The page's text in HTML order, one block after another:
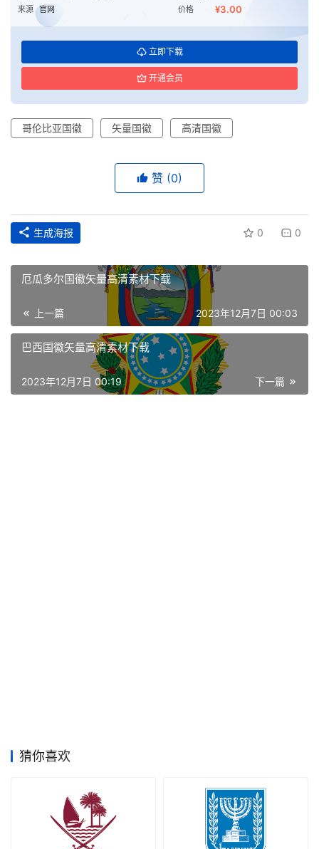
页
讯
来源 官网 价格 ¥3.00
立即下载
开通会员
哥伦比亚国徽 矢量国徽 高清国徽
赞 (0)
生成海报 0 0
厄瓜多尔国徽矢量高清素材下载
上一篇 2023年12月7日 00:03
巴西国徽矢量高清素材下载
下一篇
2023年12月7日 00:19
猜你喜欢